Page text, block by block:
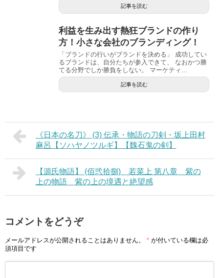
記事を読む
利益を生み出す熱狂ブランドの作り
方！小さな会社のブランディング！
「ブランドの行いがブランドを決める」 成功してい
るブランドは、自分たちが参入できて、 なおかつ勝
てる分野でしか勝負をしない。 マーケティ...
記事を読む
《日本の名刀》 (3) 伝承・物語の刀剣・坂上田村
麻呂【ソハヤノツルギ】【魏石鬼の剣】
【源氏物語】 (佰弐拾捌) 若菜上 第八章 紫の
上の物語 紫の上の境遇と絶望感
コメントをどうぞ
メールアドレスが公開されることはありません。 * が付いている欄は必
須項目です